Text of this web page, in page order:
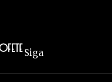
Siga